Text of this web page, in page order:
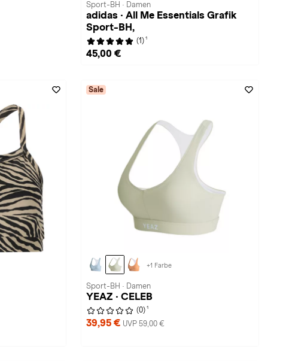
Sport-BH · Damen
adidas · All Me Essentials Grafik
Sport-BH,
(1) 1
45,00 €
Sale
+1 Farbe
Sport-BH · Damen
YEAZ · CELEB
(0) 1
39,95 € UVP 59,00 €